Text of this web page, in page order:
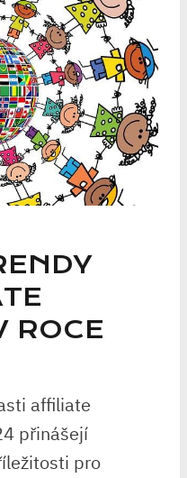
ROCE
affiliate
přinášejí
pro